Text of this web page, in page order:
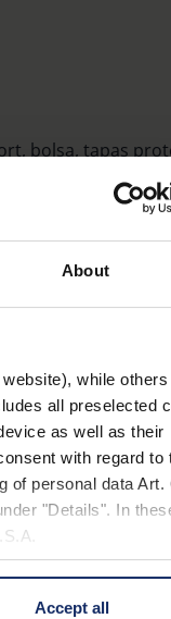
About
while others
all preselected
as well as their
with regard to
of personal data Art.
"Details". In
your mind by
Accept all
que la óptica
de gafas y gafas
estos casos.
bolsa, tapas